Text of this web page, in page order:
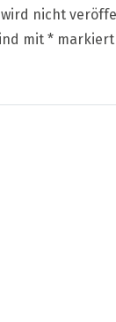
wird nicht
mit * markiert